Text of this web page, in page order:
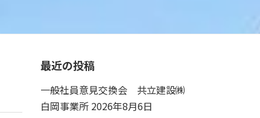
最近の投稿
一般社員意見交換会 共立建設㈱
白岡事業所 2026年8月6日